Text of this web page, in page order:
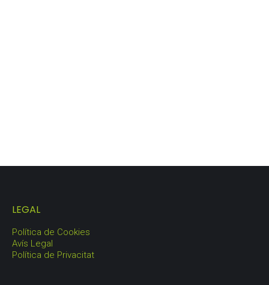
LEGAL
Política de Cookies
Avís Legal
Política de Privacitat